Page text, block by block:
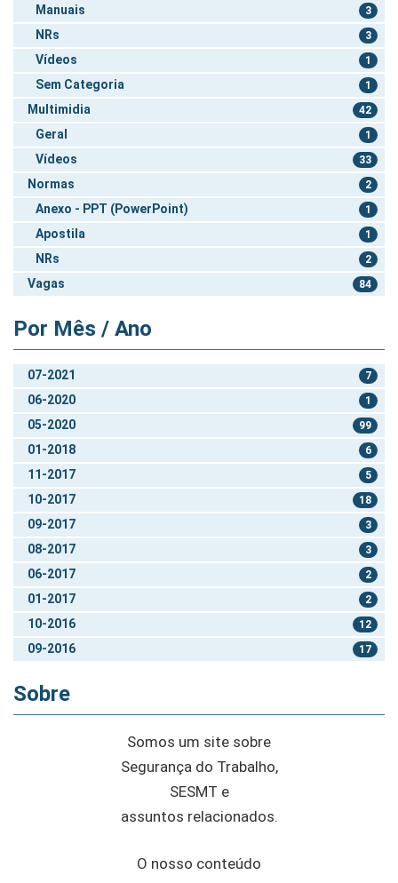
Manuais 3
NRs 3
Vídeos 1
Sem Categoria 1
Multimidia 42
Geral 1
Vídeos 33
Normas 2
Anexo - PPT (PowerPoint) 1
Apostila 1
NRs 2
Vagas 84
Por Mês / Ano
07-2021 7
06-2020 1
05-2020 99
01-2018 6
11-2017 5
10-2017 18
09-2017 3
08-2017 3
06-2017 2
01-2017 2
10-2016 12
09-2016 17
Sobre
Somos um site sobre
Segurança do Trabalho,
SESMT e
assuntos relacionados.
O nosso conteúdo